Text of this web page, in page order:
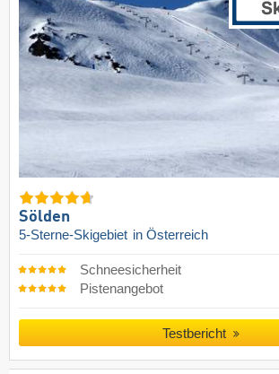
Sölden
5-Sterne-Skigebiet in Österreich
Schneesicherheit
Pistenangebot
Testbericht